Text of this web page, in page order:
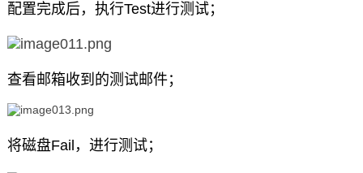
配置完成后，执行Test进行测试；
查看邮箱收到的测试邮件；
将磁盘Fail，进行测试；